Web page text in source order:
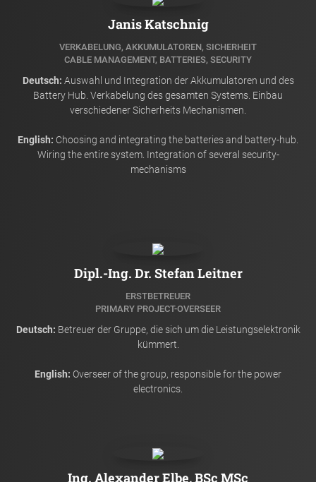
Janis Katschnig
VERKABELUNG, AKKUMULATOREN, SICHERHEIT
CABLE MANAGEMENT, BATTERIES, SECURITY
Deutsch: Auswahl und Integration der Akkumulatoren und des
Battery Hub. Verkabelung des gesamten Systems. Einbau
verschiedener Sicherheits Mechanismen.
English: Choosing and integrating the batteries and battery-hub.
Wiring the entire system. Integration of several security-
mechanisms
Dipl.-Ing. Dr. Stefan Leitner
ERSTBETREUER
PRIMARY PROJECT-OVERSEER
Deutsch: Betreuer der Gruppe, die sich um die Leistungselektronik
kümmert.
English: Overseer of the group, responsible for the power
electronics.
Ing. Alexander Elbe, BSc MSc